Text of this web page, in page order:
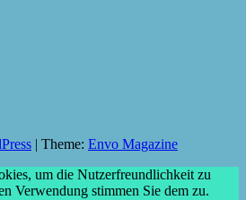
Theme: Envo Magazine
um die Nutzerfreundlichkeit zu
Verwendung stimmen Sie dem zu.